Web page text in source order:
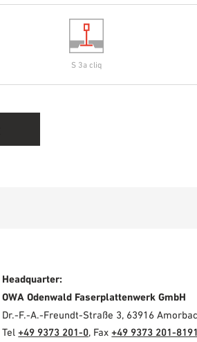
S 3a cliq
Headquarter:
OWA Odenwald Faserplattenwerk GmbH
Dr.-F.-A.-Freundt-Straße 3, 63916
Tel+49 9373 201-0, Fax+49 9373 201-8191